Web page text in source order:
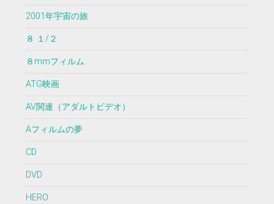
2001年宇宙の旅
８ １/２
８mmフィルム
ATG映画
AV関連（アダルトビデオ）
Aフィルムの夢
CD
DVD
HERO